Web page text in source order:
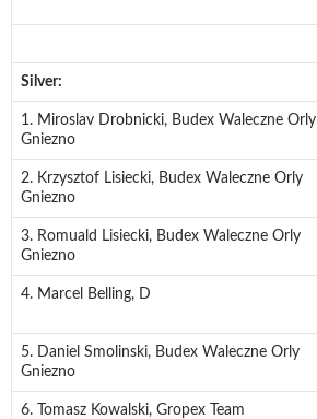
Silver:
1. Miroslav Drobnicki, Budex Waleczne Orly
Gniezno
2. Krzysztof Lisiecki, Budex Waleczne Orly
Gniezno
3. Romuald Lisiecki, Budex Waleczne Orly
Gniezno
4. Marcel Belling, D
5. Daniel Smolinski, Budex Waleczne Orly
Gniezno
6. Tomasz Kowalski, Gropex Team